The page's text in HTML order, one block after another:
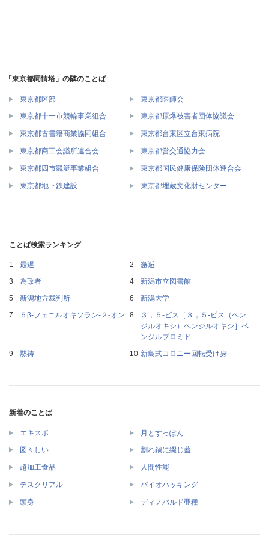
「東京都同情塔」の隣のことば
東京都区部 東京都医師会
東京都十一市競輪事業組合 東京都原爆被害者団体協議会
東京都古書籍商業協同組合 東京都台東区立台東病院
東京都商工会議所連合会 東京都営交通協力会
東京都四市競艇事業組合 東京都国民健康保険団体連合会
東京都地下鉄建設 東京都埋蔵文化財センター
ことば検索ランキング
最遅
邂逅
為政者
新潟市立図書館
新潟地方裁判所
新潟大学
５β‐フェニルオキソラン‐２‐オン
３，５‐ビス［３，５‐ビス（ベン
ジルオキシ）ベンジルオキシ］ベ
ンジルブロミド
黙祷
新島式コロニー回転受け身
新着のことば
エキスポ 月とすっぽん
図々しい 割れ鍋に綴じ蓋
超加工食品 人間性能
テスクリアル バイオハッキング
頭身 ディノバルド亜種